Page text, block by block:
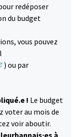
redéposer
du budget
vous pouvez
) ou par
! Le budget
voter au mois de
voir aboutir.
à